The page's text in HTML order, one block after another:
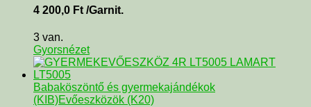
4 200,0 Ft /Garnit.
3 van.
Gyorsnézet
Babaköszöntő és gyermekajándékok
(KIB)Evőeszközök (K20)